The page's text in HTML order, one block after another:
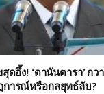
ดอึ้ง! ‘ดานันตารา’ ก
ารณ์หรือกลยุทธ์ลับ?